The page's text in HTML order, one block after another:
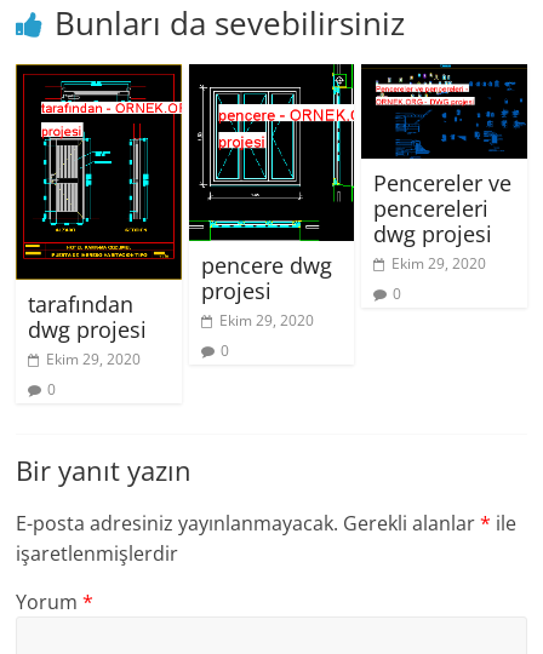
Bunları da sevebilirsiniz
tarafından
dwg projesi
Ekim 29, 2020
0
pencere dwg
projesi
Ekim 29, 2020
0
Pencereler ve
pencereleri
dwg projesi
Ekim 29, 2020
0
Bir yanıt yazın
E-posta adresiniz yayınlanmayacak. Gerekli alanlar* ile
işaretlenmişlerdir
Yorum*